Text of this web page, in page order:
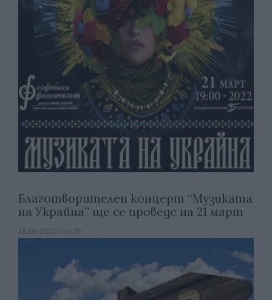
Благотворителeн концерт “Музиката
на Украйна” ще се проведе на 21 март
18.03.2022 / 19:29